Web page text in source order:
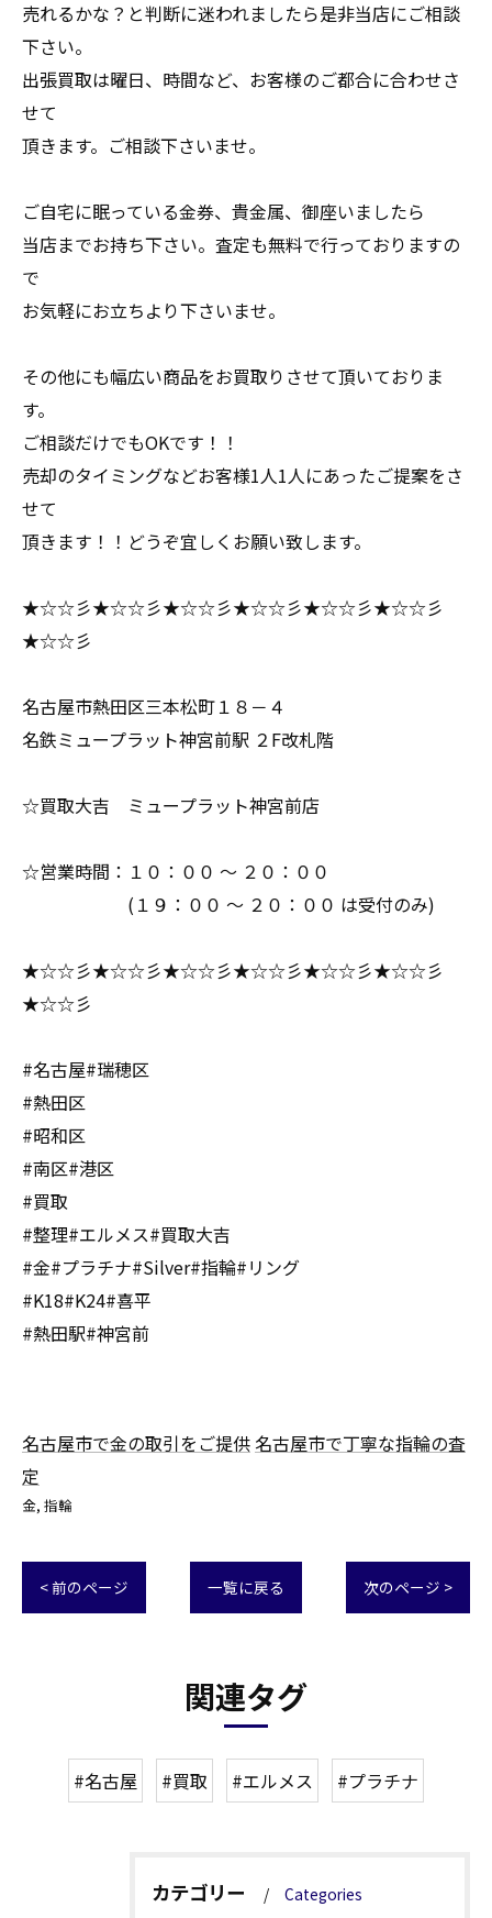
売れるかな？と判断に迷われましたら是非当店にご相談
下さい。
出張買取は曜日、時間など、お客様のご都合に合わせさ
せて
頂きます。ご相談下さいませ。
ご自宅に眠っている金券、貴金属、御座いましたら
当店までお持ち下さい。査定も無料で行っておりますの
で
お気軽にお立ちより下さいませ。
その他にも幅広い商品をお買取りさせて頂いておりま
す。
ご相談だけでもOKです！！
売却のタイミングなどお客様1人1人にあったご提案をさ
せて
頂きます！！どうぞ宜しくお願い致します。
★☆☆彡★☆☆彡★☆☆彡★☆☆彡★☆☆彡★☆☆彡
★☆☆彡
名古屋市熱田区三本松町１８－４
名鉄ミュープラット神宮前駅 ２F改札階
☆買取大吉 ミュープラット神宮前店
☆営業時間：１０：００ ～ ２０：００
(１９：００ ～ ２０：００ は受付のみ)
★☆☆彡★☆☆彡★☆☆彡★☆☆彡★☆☆彡★☆☆彡
★☆☆彡
#名古屋#瑞穂区
#熱田区
#昭和区
#南区#港区
#買取
#整理#エルメス#買取大吉
#金#プラチナ#Silver#指輪#リング
#K18#K24#喜平
#熱田駅#神宮前
名古屋市で金の取引をご提供 名古屋市で丁寧な指輪の査
定
金 指輪
< 前のページ 一覧に戻る 次のページ >
関連タグ
#名古屋 #買取 #エルメス #プラチナ
カテゴリー Categories